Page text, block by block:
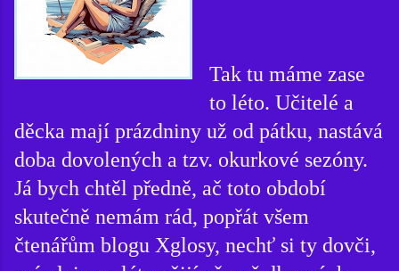
Tak tu máme zase
to léto. Učitelé a
děcka mají prázdniny už od pátku, nastává
doba dovolených a tzv. okurkové sezóny.
Já bych chtěl předně, ač toto období
skutečně nemám rád, popřát všem
čtenářům blogu Xglosy, nechť si ty dovči,